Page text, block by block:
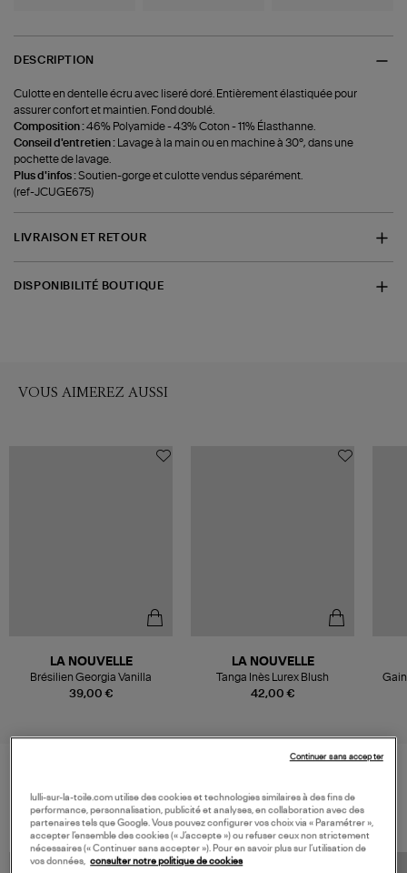
DESCRIPTION
Culotte en dentelle écru avec liseré doré. Entièrement élastiquée pour
assurer confort et maintien. Fond doublé.
Composition :46% Polyamide - 43% Coton - 11% Élasthanne.
Conseil d'entretien :
Lavage à la main ou en machine à 30°, dans une
pochette de lavage.
Plus d'infos :Soutien-gorge et culotte vendus séparément.
(ref-JCUGE675)
LIVRAISON ET RETOUR
DISPONIBILITÉ BOUTIQUE
VOUS AIMEREZ AUSSI
39,00 €
LA NOUVELLE
Brésilien Georgia Vanilla
42,00 €
LA NOUVELLE
Tanga Inès Lurex Blush
VOS DERNIERS PRODUITS VUS
lulli-sur-la-toile.com utilise des cookies et technologies similaires à des fins de
performance, personnalisation, publicité et analyses, en collaboration avec des
partenaires tels que Google. Vous pouvez configurer vos choix via « Paramétrer »,
accepter l’ensemble des cookies (« J’accepte ») ou refuser ceux non strictement
nécessaires (« Continuer sans accepter »). Pour en savoir plus sur l’utilisation de
vos données, consulter notre politique de cookies
Continuer sans accepter